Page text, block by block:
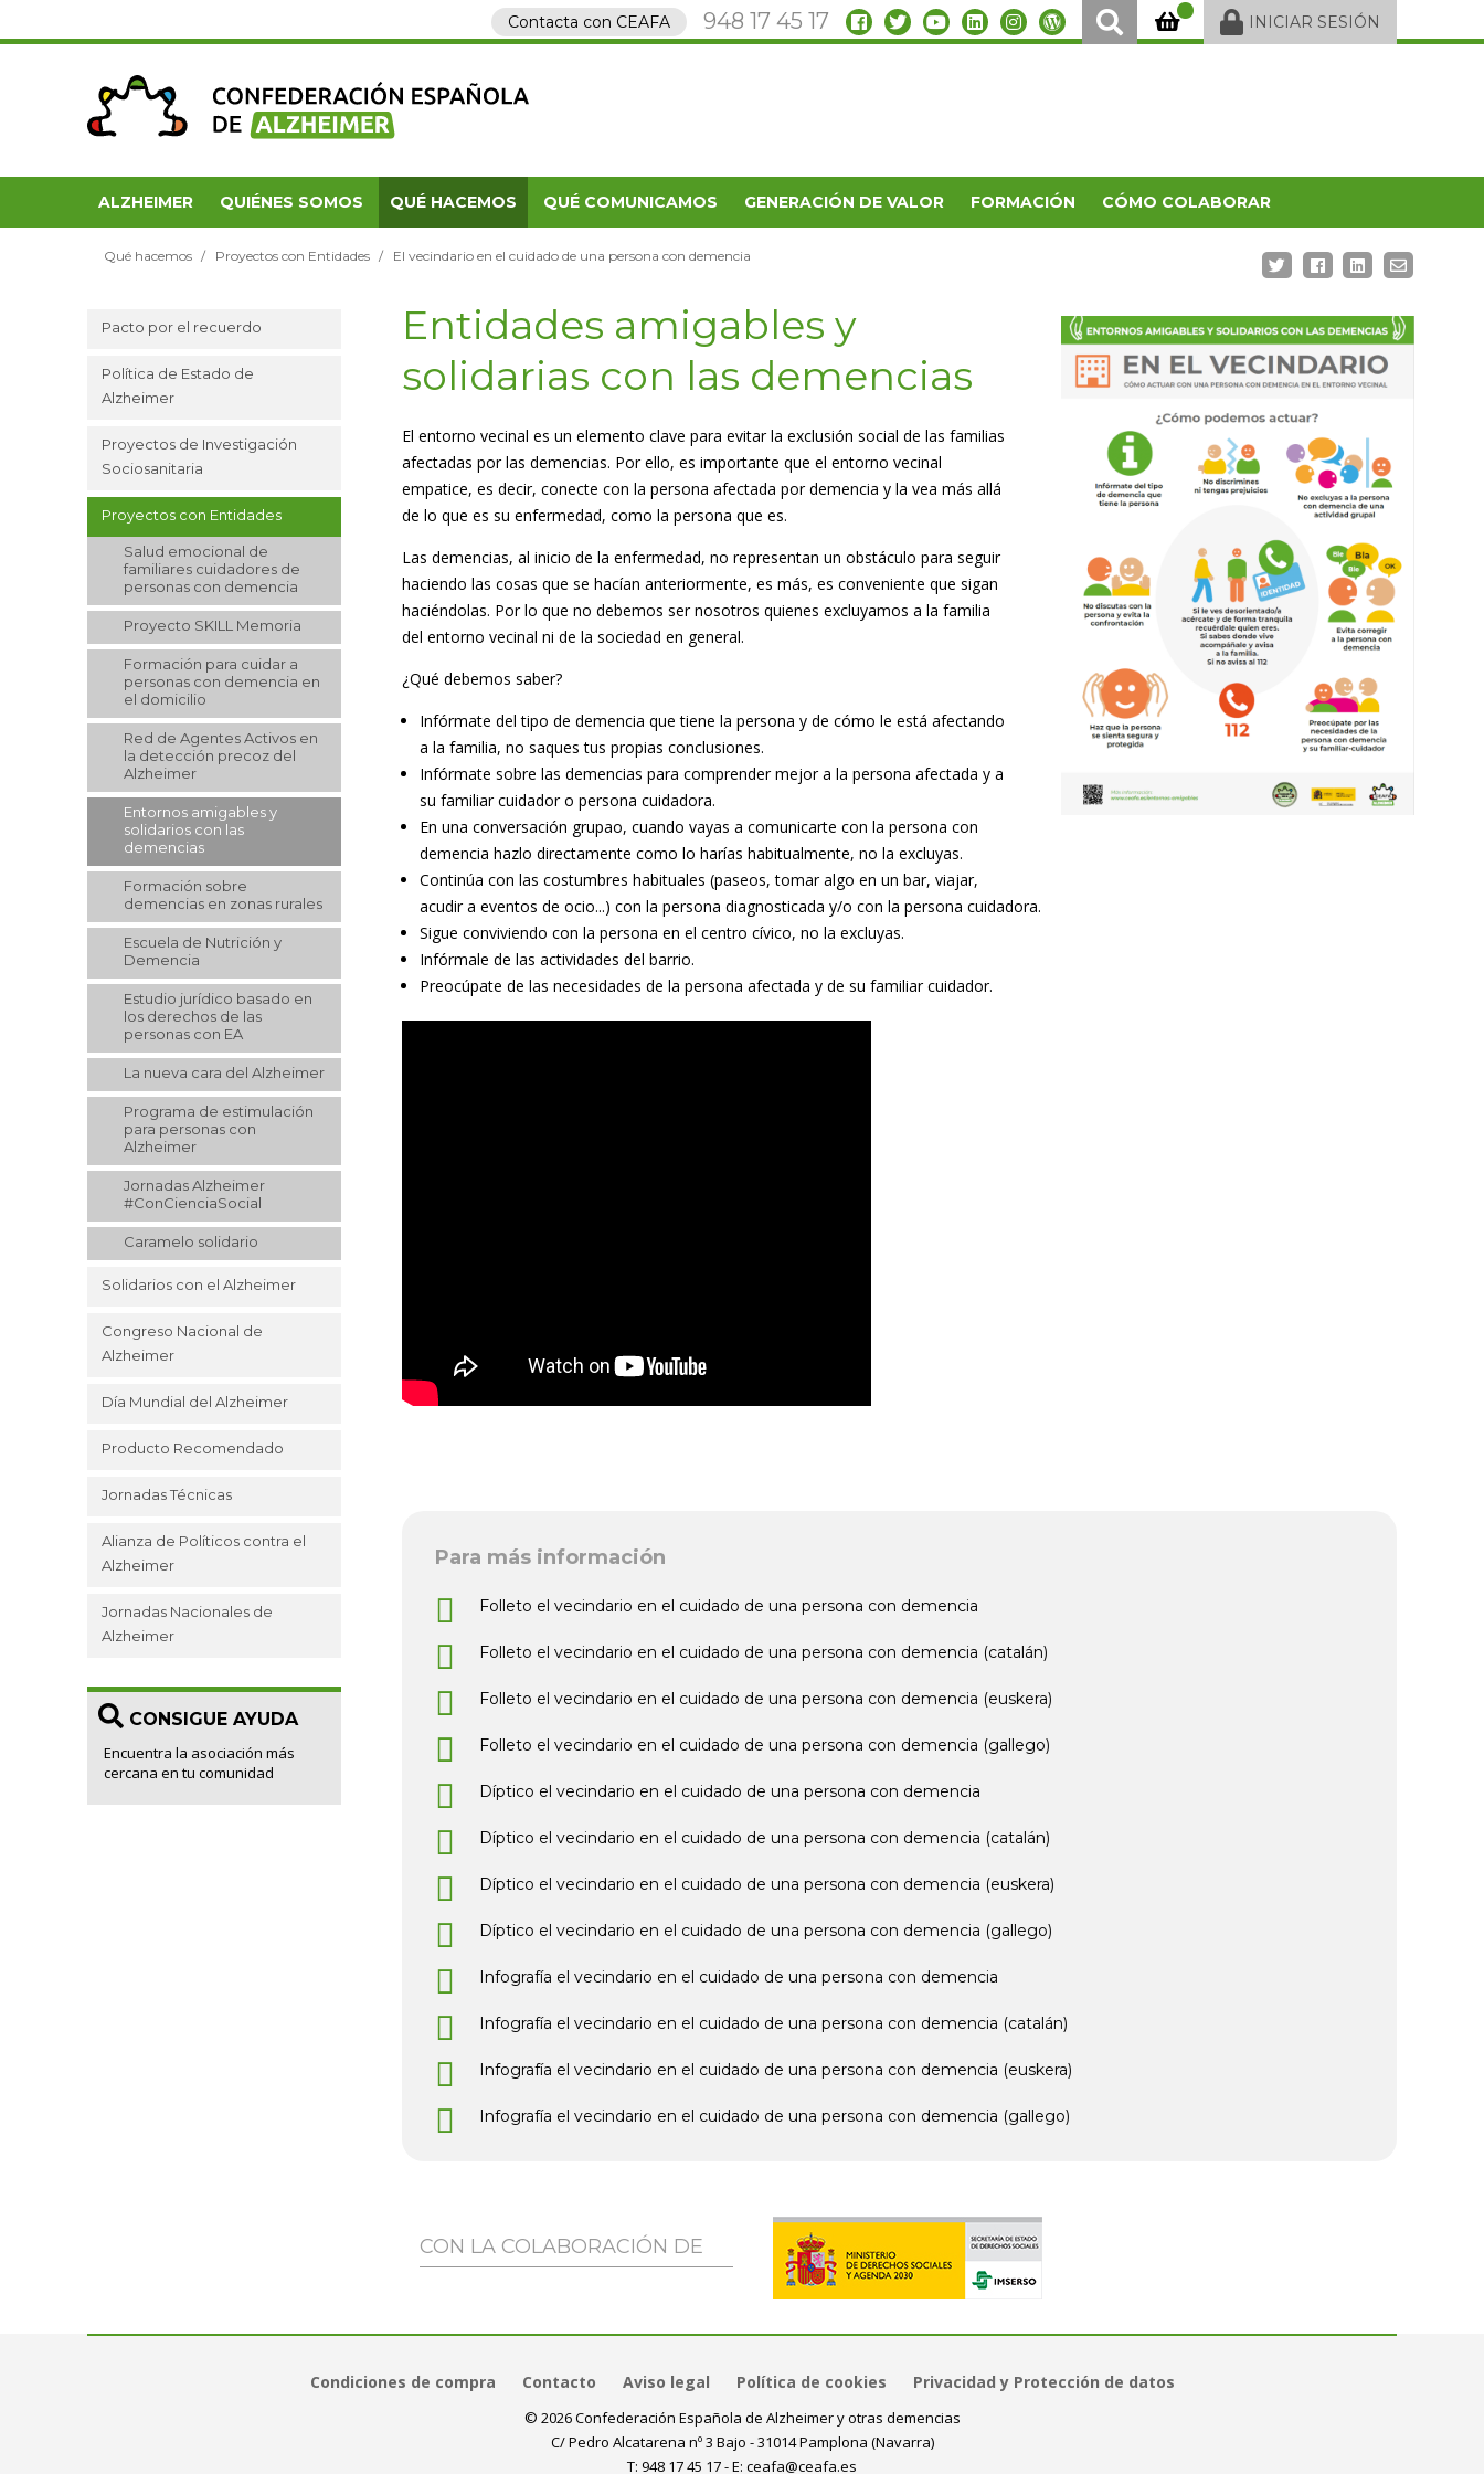
Contacta con CEAFA 948 17 45 17 INICIAR SESIÓN
ALZHEIMER QUIÉNES SOMOS QUÉ HACEMOS QUÉ COMUNICAMOS GENERACIÓN DE VALOR FORMACIÓN CÓMO COLABORAR
Qué hacemos Proyectos con Entidades El vecindario en el cuidado de una persona con demencia
Pacto por el recuerdo
Política de Estado de
Alzheimer
Proyectos de Investigación
Sociosanitaria
Proyectos con Entidades
Salud emocional de
familiares cuidadores de
personas con demencia
Proyecto SKILL Memoria
Formación para cuidar a
personas con demencia en
el domicilio
Red de Agentes Activos en
la detección precoz del
Alzheimer
Entornos amigables y
solidarios con las
demencias
Formación sobre
demencias en zonas rurales
Escuela de Nutrición y
Demencia
Estudio jurídico basado en
los derechos de las
personas con EA
La nueva cara del Alzheimer
Programa de estimulación
para personas con
Alzheimer
Jornadas Alzheimer
#ConCienciaSocial
Caramelo solidario
Solidarios con el Alzheimer
Congreso Nacional de
Alzheimer
Día Mundial del Alzheimer
Producto Recomendado
Jornadas Técnicas
Alianza de Políticos contra el
Alzheimer
Jornadas Nacionales de
Alzheimer
CONSIGUE AYUDA
Encuentra la asociación más
cercana en tu comunidad
Entidades amigables y
solidarias con las demencias
El entorno vecinal es un elemento clave para evitar la exclusión social de las familias
afectadas por las demencias. Por ello, es importante que el entorno vecinal
empatice, es decir, conecte con la persona afectada por demencia y la vea más allá
de lo que es su enfermedad, como la persona que es.
Las demencias, al inicio de la enfermedad, no representan un obstáculo para seguir
haciendo las cosas que se hacían anteriormente, es más, es conveniente que sigan
haciéndolas. Por lo que no debemos ser nosotros quienes excluyamos a la familia
del entorno vecinal ni de la sociedad en general.
¿Qué debemos saber?
Infórmate del tipo de demencia que tiene la persona y de cómo le está afectando
a la familia, no saques tus propias conclusiones.
Infórmate sobre las demencias para comprender mejor a la persona afectada y a
su familiar cuidador o persona cuidadora.
En una conversación grupao, cuando vayas a comunicarte con la persona con
demencia hazlo directamente como lo harías habitualmente, no la excluyas.
Continúa con las costumbres habituales (paseos, tomar algo en un bar, viajar,
acudir a eventos de ocio...) con la persona diagnosticada y/o con la persona cuidadora.
Sigue conviviendo con la persona en el centro cívico, no la excluyas.
Infórmale de las actividades del barrio.
Preocúpate de las necesidades de la persona afectada y de su familiar cuidador.
Para más información
Folleto el vecindario en el cuidado de una persona con demencia
Folleto el vecindario en el cuidado de una persona con demencia (catalán)
Folleto el vecindario en el cuidado de una persona con demencia (euskera)
Folleto el vecindario en el cuidado de una persona con demencia (gallego)
Díptico el vecindario en el cuidado de una persona con demencia
Díptico el vecindario en el cuidado de una persona con demencia (catalán)
Díptico el vecindario en el cuidado de una persona con demencia (euskera)
Díptico el vecindario en el cuidado de una persona con demencia (gallego)
Infografía el vecindario en el cuidado de una persona con demencia
Infografía el vecindario en el cuidado de una persona con demencia (catalán)
Infografía el vecindario en el cuidado de una persona con demencia (euskera)
Infografía el vecindario en el cuidado de una persona con demencia (gallego)
CON LA COLABORACIÓN DE
Condiciones de compra Contacto Aviso legal Política de cookies Privacidad y Protección de datos
© 2026 Confederación Española de Alzheimer y otras demencias
C/ Pedro Alcatarena nº 3 Bajo - 31014 Pamplona (Navarra)
T: 948 17 45 17- E: ceafa@ceafa.es